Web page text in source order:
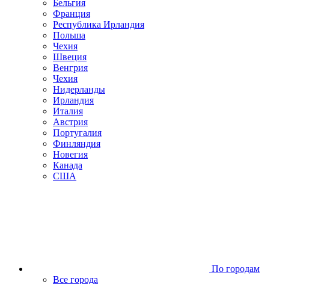
Бельгия
Франция
Республика Ирландия
Польша
Чехия
Швеция
Венгрия
Чехия
Нидерланды
Ирландия
Италия
Австрия
Португалия
Финляндия
Новегия
Канада
США
По городам
Все города